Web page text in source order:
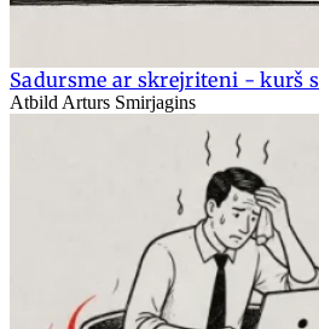
Sadursme ar skrejriteni - kurš
Atbild Arturs Smirjagins